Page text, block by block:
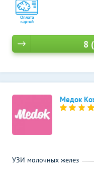
8
Медок
УЗИ молочных желез